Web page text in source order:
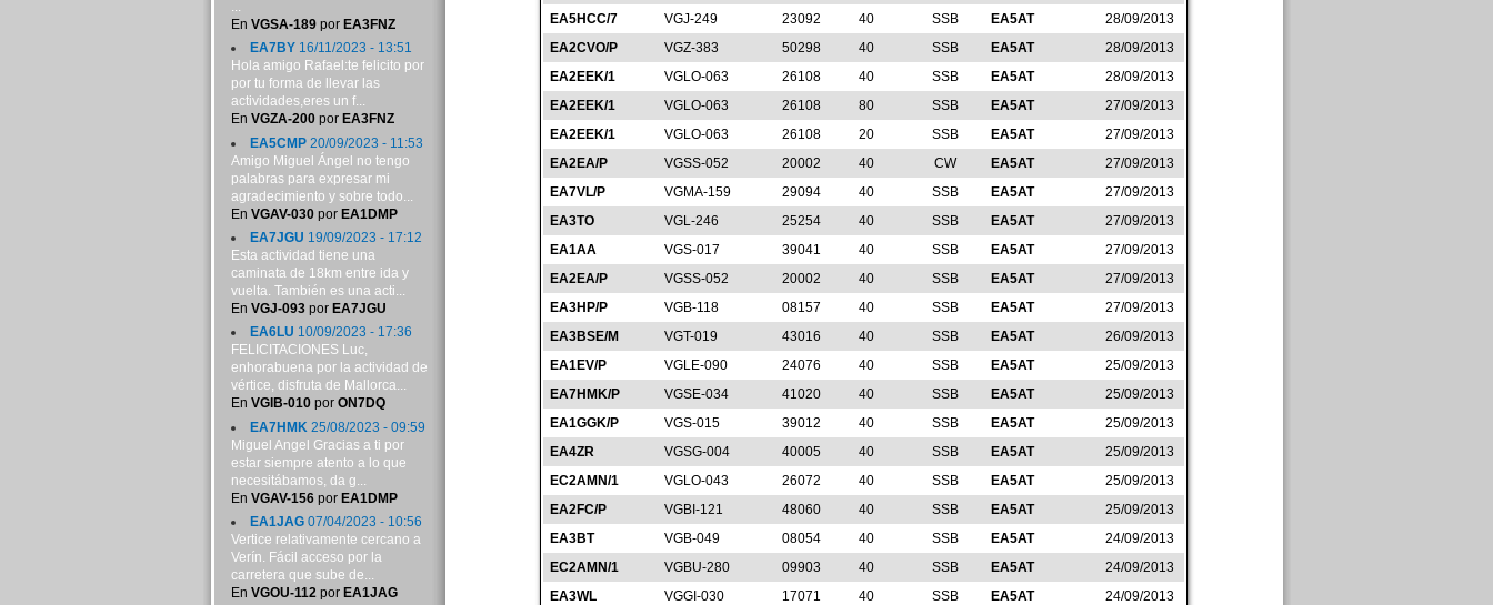
EA5HCC/7
VGJ-249 23092 40 SSB EA5AT
28/09/2013
EA2CVO/P
VGZ-383 50298 40 SSB EA5AT
28/09/2013
EA2EEK/1
VGLO-063 26108 40 SSB EA5AT
28/09/2013
EA2EEK/1
VGLO-063 26108 80 SSB EA5AT
27/09/2013
EA2EEK/1
VGLO-063 26108 20 SSB EA5AT
27/09/2013
EA2EA/P
VGSS-052 20002 40 CW EA5AT
27/09/2013
EA7VL/P
VGMA-159 29094 40 SSB EA5AT
27/09/2013
EA3TO
VGL-246 25254 40 SSB EA5AT
27/09/2013
EA1AA
VGS-017 39041 40 SSB EA5AT
27/09/2013
EA2EA/P
VGSS-052 20002 40 SSB EA5AT
27/09/2013
EA3HP/P
VGB-118 08157 40 SSB EA5AT
27/09/2013
EA3BSE/M
VGT-019 43016 40 SSB EA5AT
26/09/2013
EA1EV/P
VGLE-090 24076 40 SSB EA5AT
25/09/2013
EA7HMK/P
VGSE-034 41020 40 SSB EA5AT
25/09/2013
EA1GGK/P
VGS-015 39012 40 SSB EA5AT
25/09/2013
EA4ZR
VGSG-004 40005 40 SSB EA5AT
25/09/2013
EC2AMN/1
VGLO-043 26072 40 SSB EA5AT
25/09/2013
EA2FC/P
VGBI-121 48060 40 SSB EA5AT
25/09/2013
EA3BT
VGB-049 08054 40 SSB EA5AT
24/09/2013
EC2AMN/1
VGBU-280 09903 40 SSB EA5AT
24/09/2013
EA3WL
VGGI-030 17071 40 SSB EA5AT
24/09/2013
...
En VGSA-189por EA3FNZ
EA7BY16/11/2023 - 13:51
Hola amigo Rafael:te felicito por
por tu forma de llevar las
actividades,eres un f...
En VGZA-200por EA3FNZ
EA5CMP20/09/2023 - 11:53
Amigo Miguel Ángel no tengo
palabras para expresar mi
agradecimiento y sobre todo...
En VGAV-030por EA1DMP
EA7JGU 19/09/2023 - 17:12
Esta actividad tiene una
caminata de 18km entre ida y
vuelta. También es una acti...
En VGJ-093por EA7JGU
EA6LU 10/09/2023 - 17:36
FELICITACIONES Luc,
enhorabuena por la actividad de
vértice, disfruta de Mallorca...
En VGIB-010por ON7DQ
EA7HMK 25/08/2023 - 09:59
Miguel Angel Gracias a ti por
estar siempre atento a lo que
necesitábamos, da g...
En VGAV-156por EA1DMP
EA1JAG07/04/2023 - 10:56
Vertice relativamente cercano a
Verín. Fácil acceso por la
carretera que sube de...
En VGOU-112por EA1JAG